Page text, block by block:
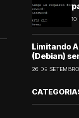
10
Limitando
(Debian)
26 DE